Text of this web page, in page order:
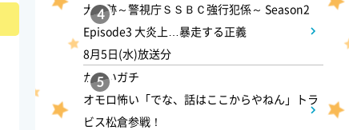
4
大追跡～警視庁ＳＳＢＣ強行犯係～ Season2
Episode3 大炎上…暴走する正義
8月5日(水)放送分
5
かまいガチ
オモロ怖い「でな、話はここからやねん」トラ
ビス松倉参戦！
午前 9:55
しあわせのたね。
午前 10:00